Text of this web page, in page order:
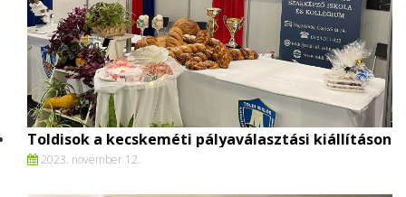
Toldisok a kecskeméti pályaválasztási kiállításon
2023. november 12.